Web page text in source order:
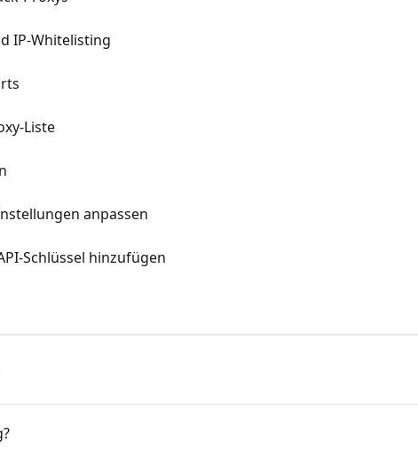
IP-Whitelisting
Liste
anpassen
Schlüssel hinzufügen